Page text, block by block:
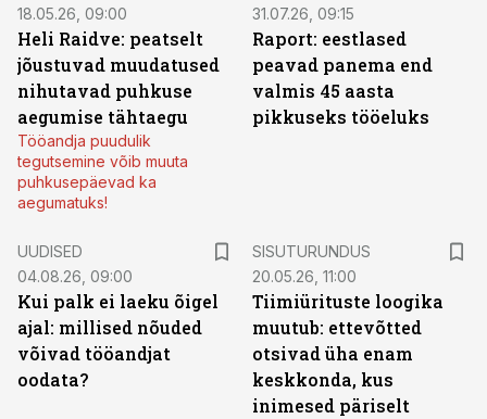
18.05.26, 09:00
Heli Raidve: peatselt
jõustuvad muudatused
nihutavad puhkuse
aegumise tähtaegu
Tööandja puudulik
tegutsemine võib muuta
puhkusepäevad ka
aegumatuks!
31.07.26, 09:15
Raport: eestlased
peavad panema end
valmis 45 aasta
pikkuseks tööeluks
UUDISED
04.08.26, 09:00
Kui palk ei laeku õigel
ajal: millised nõuded
võivad tööandjat
oodata?
SISUTURUNDUS
20.05.26, 11:00
Tiimiürituste loogika
muutub: ettevõtted
otsivad üha enam
keskkonda, kus
inimesed päriselt